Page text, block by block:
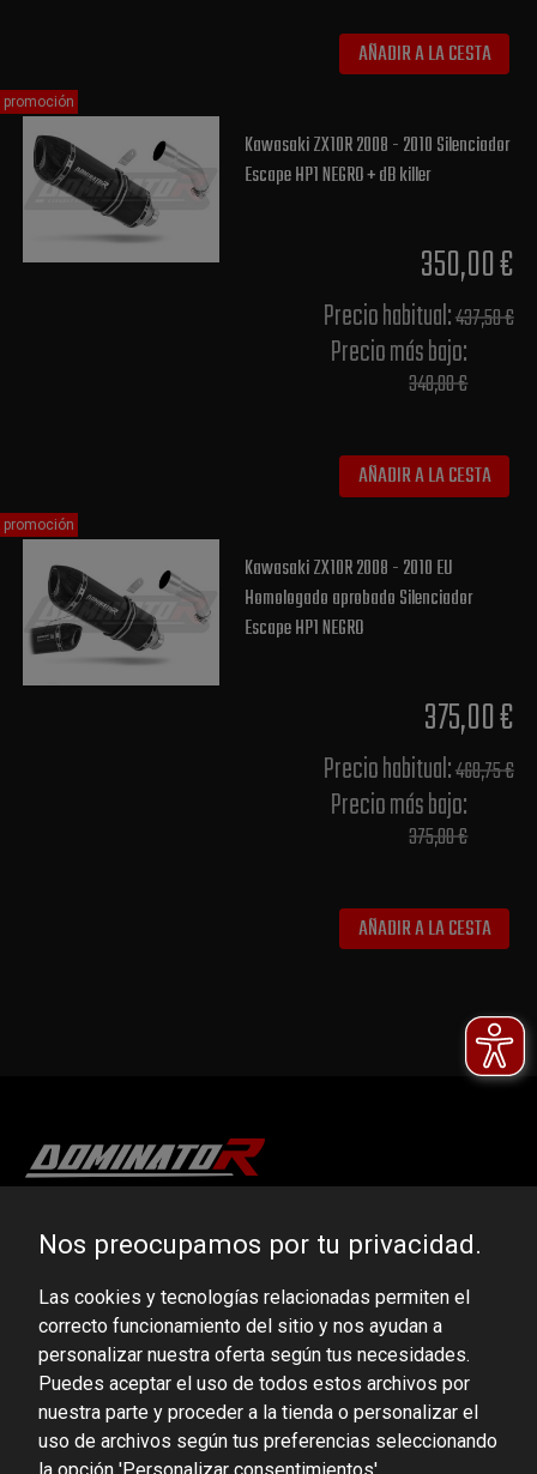
AÑADIR A LA CESTA
Kawasaki ZX10R 2008 - 2010 Silenciador
Escape HP1 NEGRO + dB killer
350,00 €
Precio habitual​:437,50 €
Precio más bajo​:
348,00 €
AÑADIR A LA CESTA
promoción
Kawasaki ZX10R 2008 - 2010 EU
Homologado aprobado Silenciador
Escape HP1 NEGRO
375,00 €
Precio habitual​:468,75 €
Precio más bajo​:
375,00 €
AÑADIR A LA CESTA
promoción
DOMINATOR GROUP Sp. z o.o.
Ludowa 59, 43-514 Kaniów, POLAND
VAT ID No.: 6521751083
dominator@dominator.pl
Nos preocupamos por tu privacidad.
Las cookies y tecnologías relacionadas permiten el
correcto funcionamiento del sitio y nos ayudan a
personalizar nuestra oferta según tus necesidades.
Puedes aceptar el uso de todos estos archivos por
nuestra parte y proceder a la tienda o personalizar el
uso de archivos según tus preferencias seleccionando